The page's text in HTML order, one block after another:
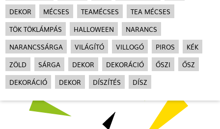
DEKOR
MÉCSES TEAMÉCSES
TEA MÉCSES
TÖK TÖKLÁMPÁS
HALLOWEEN
NARANCS
NARANCSSÁRGA
VILÁGÍTÓ VILLOGÓ PIROS
KÉK
ZÖLD
SÁRGA DEKOR DEKORÁCIÓ ŐSZI
ŐSZ
DEKORÁCIÓ
DEKOR DÍSZÍTÉS DÍSZ